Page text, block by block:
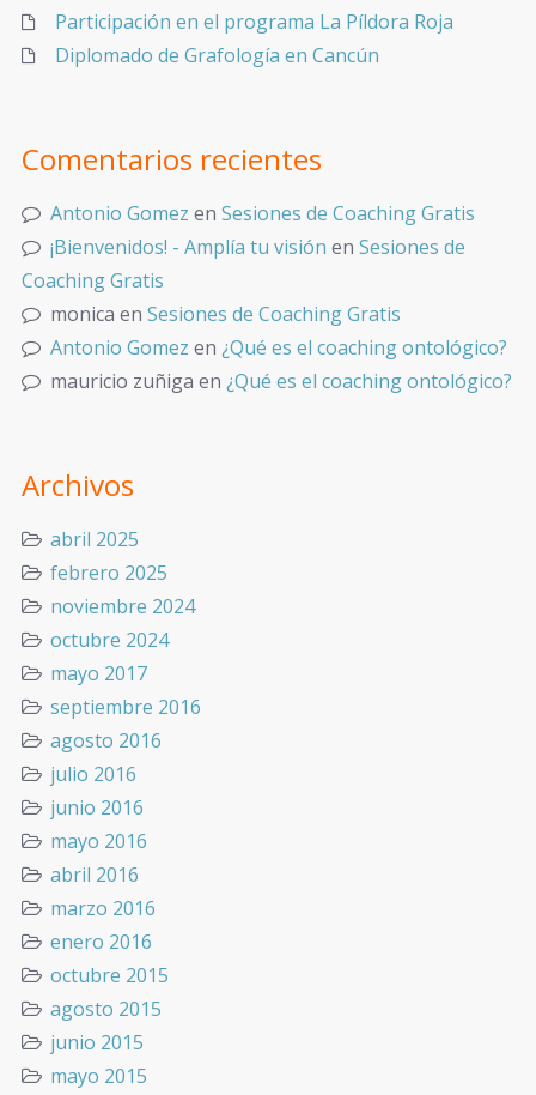
Participación en el programa La Píldora Roja
Diplomado de Grafología en Cancún
Comentarios recientes
Antonio Gomez en Sesiones de Coaching Gratis
¡Bienvenidos! - Amplía tu visión en Sesiones de
Coaching Gratis
monica en Sesiones de Coaching Gratis
Antonio Gomez en ¿Qué es el coaching ontológico?
mauricio zuñiga en ¿Qué es el coaching ontológico?
Archivos
abril 2025
febrero 2025
noviembre 2024
octubre 2024
mayo 2017
septiembre 2016
agosto 2016
julio 2016
junio 2016
mayo 2016
abril 2016
marzo 2016
enero 2016
octubre 2015
agosto 2015
junio 2015
mayo 2015